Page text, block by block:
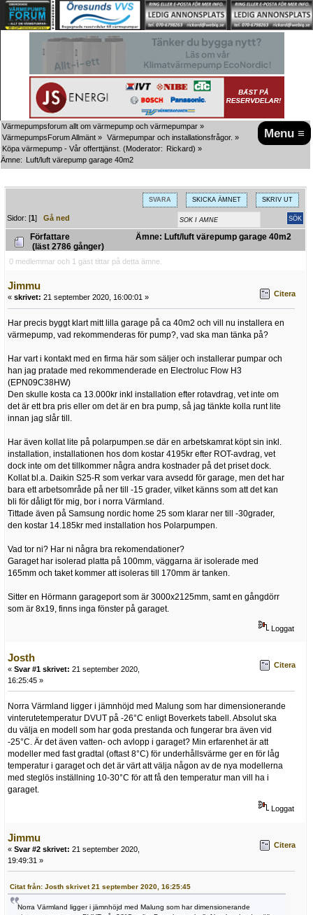
Menu ≡
Värmepumpsforum allt om värmepump och värmepumpar »
VärmepumpsForum Allmänt » Värmepumpar och installationsfrågor. »
Köpa värmepump - Vår offerttjänst. (Moderator: Rickard) »
Ämne: Luft/luft värepump garage 40m2
SVARA SKICKA ÄMNET SKRIV UT
Sidor: [1]Gå ned
Författare
Ämne: Luft/luft värepump garage 40m2
(läst 2786 gånger)
0 medlemmar och 1 gäst tittar på detta ämne.
Jimmu
« skrivet: 21 september 2020, 16:00:01 » Citera
Har precis byggt klart mitt lilla garage på ca 40m2 och vill nu installera en
värmepump, vad rekommenderas för pump?, vad ska man tänka på?
Har vart i kontakt med en firma här som säljer och installerar pumpar och
han jag pratade med rekommenderade en Electroluc Flow H3
(EPN09C38HW)
Den skulle kosta ca 13.000kr inkl installation efter rotavdrag, vet inte om
det är ett bra pris eller om det är en bra pump, så jag tänkte kolla runt lite
innan jag slår till.
Har även kollat lite på polarpumpen.se där en arbetskamrat köpt sin inkl.
installation, installationen hos dom kostar 4195kr efter ROT-avdrag, vet
dock inte om det tillkommer några andra kostnader på det priset dock.
Kollat bl.a. Daikin S25-R som verkar vara avsedd för garage, men det har
bara ett arbetsområde på ner till -15 grader, vilket känns som att det kan
bli för dåligt för mig, bor i norra Värmland.
Tittade även på Samsung nordic home 25 som klarar ner till -30grader,
den kostar 14.185kr med installation hos Polarpumpen.
Vad tor ni? Har ni några bra rekomendationer?
Garaget har isolerad platta på 100mm, väggarna är isolerade med
165mm och taket kommer att isoleras till 170mm är tanken.
Sitter en Hörmann garageport som är 3000x2125mm, samt en gångdörr
som är 8x19, finns inga fönster på garaget.
Loggat
Josth
« Svar #1 skrivet: 21 september 2020,
16:25:45 »
Citera
Norra Värmland ligger i jämnhöjd med Malung som har dimensionerande
vinterutetemperatur DVUT på -26°C enligt Boverkets tabell. Absolut ska
du välja en modell som har goda prestanda och fungerar bra även vid
-25°C. Är det även vatten- och avlopp i garaget? Min erfarenhet är att
modeller med fast gradtal (oftast 8°C) för underhållsvärme ger en för låg
temperatur i garaget och det är värt att välja någon av de nya modellerna
med steglös inställning 10-30°C för att få den temperatur man vill ha i
garaget.
Loggat
Jimmu
« Svar #2 skrivet: 21 september 2020,
19:49:31 »
Citera
Citat från: Josth skrivet 21 september 2020, 16:25:45
Norra Värmland ligger i jämnhöjd med Malung som har dimensionerande